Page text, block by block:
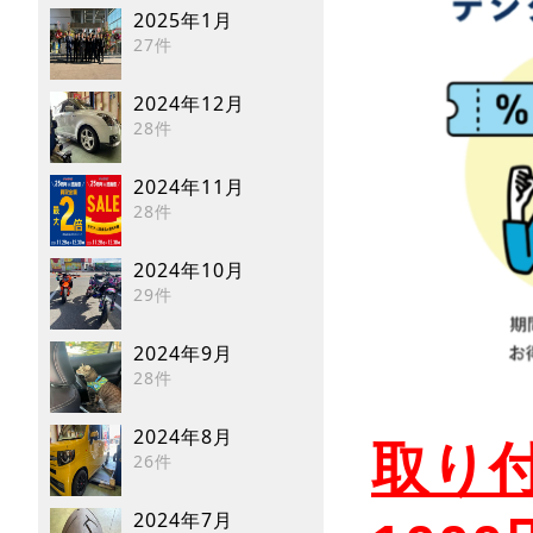
2025年1月
27件
2024年12月
28件
2024年11月
28件
2024年10月
29件
2024年9月
28件
2024年8月
26件
2024年7月
取り